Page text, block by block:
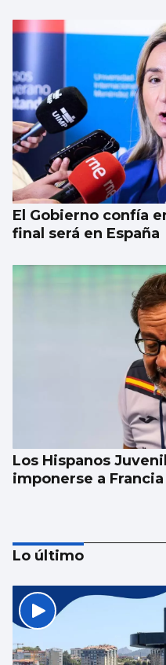
El Gobierno confía
final será en España
Los Hispanos
imponerse a Francia
Lo último